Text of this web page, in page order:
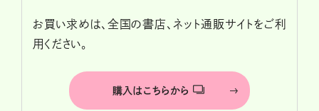
お買い求めは、全国の書店、ネット通販サイトをご利
用ください。
購入はこちらから